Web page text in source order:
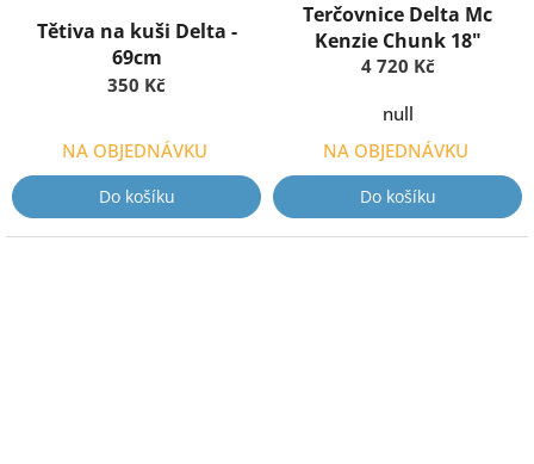
Tětiva na kuši Delta -
69cm
350 Kč
NA OBJEDNÁVKU
Do košíku
Terčovnice Delta Mc
Kenzie Chunk 18"
4 720 Kč
null
NA OBJEDNÁVKU
Do košíku